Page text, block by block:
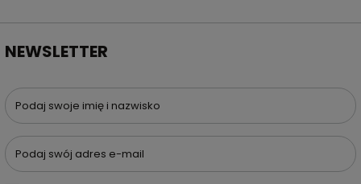
NEWSLETTER
Podaj swoje imię i nazwisko
Podaj swój adres e-mail